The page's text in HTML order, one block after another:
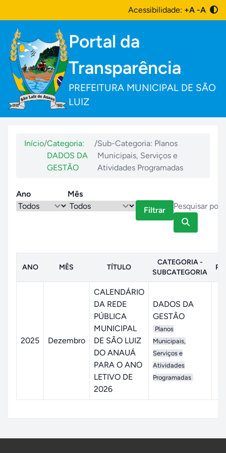
Acessibilidade: +A -A
Portal da
Transparência
PREFEITURA MUNICIPAL DE SÃO
LUIZ
Início/Categoria:
DADOS DA
GESTÃO
/Sub-Categoria: Planos
Municipais, Serviços e
Atividades Programadas
Ano
Mês
Filtrar
ANO MÊS TÍTULO
CATEGORIA -
SUBCATEGORIA
2025 Dezembro
CALENDÁRIO
DA REDE
PÚBLICA
MUNICIPAL
DE SÃO LUIZ
DO ANAUÁ
PARA O ANO
LETIVO DE
2026
DADOS DA
GESTÃO
Planos
Municipais,
Serviços e
Atividades
Programadas